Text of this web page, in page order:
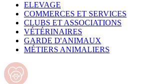
ELEVAGE
COMMERCES ET SERVICES
CLUBS ET ASSOCIATIONS
VÉTÉRINAIRES
GARDE D'ANIMAUX
MÉTIERS ANIMALIERS